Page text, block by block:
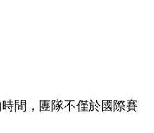
間，團隊不僅於國際賽